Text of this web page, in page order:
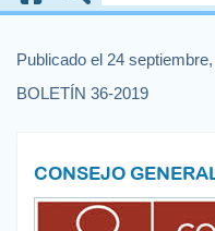
Publicado el 24
BOLETÍN 36-2019
CONSEJO